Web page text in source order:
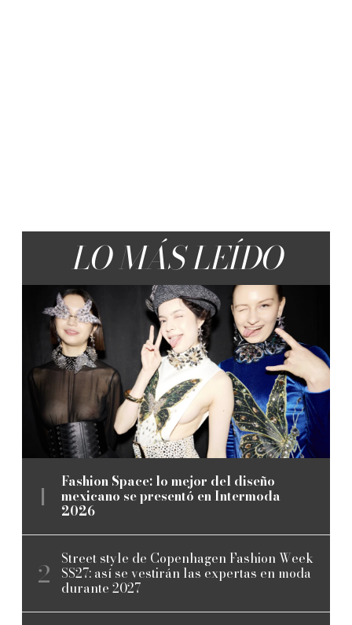
LO MÁS LEÍDO
Fashion Space: lo mejor del diseño
mexicano se presentó en Intermoda
2026
Street style de Copenhagen Fashion Week
SS27: así se vestirán las expertas en moda
durante 2027